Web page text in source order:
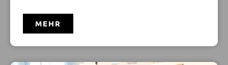
MEHR